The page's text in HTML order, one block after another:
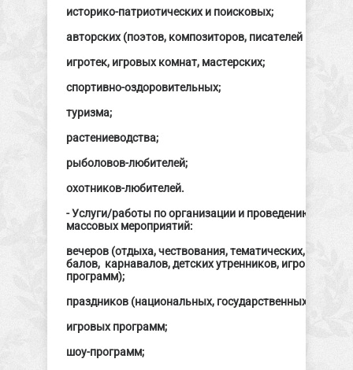
историко-патриотических и поисковых;
авторских (поэтов, композиторов, писателей и т.д.);
игротек, игровых комнат, мастерских;
спортивно-оздоровительных;
туризма;
растениеводства;
рыболовов-любителей;
охотников-любителей.
- Услуги/работы по организации и проведению
массовых мероприятий:
вечеров (отдыха, чествования, тематических,
балов, карнавалов, детских утренников, игровых и
программ);
праздников (национальных, государственных,
игровых программ;
шоу-программ;